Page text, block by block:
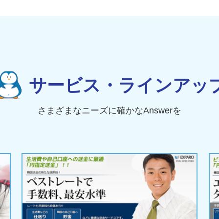
サービス・ラインアッ
さまざまなニーズに確かなAnswerを